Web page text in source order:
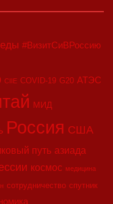
#ВизитСиВРоссию
CIIE COVID-19 G20 АТЭС
МИД
Россия США
путь азиада
космос медицина
сотрудничество спутник